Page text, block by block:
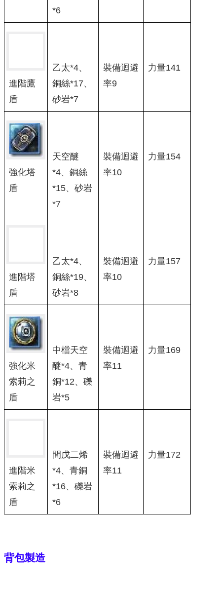
*6
進階鷹
盾
乙太*4、
銅絲*17、
砂岩*7
裝備迴避
率9
力量141
強化塔
盾
天空醚
*4、銅絲
*15、砂岩
*7
裝備迴避
率10
力量154
進階塔
盾
乙太*4、
銅絲*19、
砂岩*8
裝備迴避
率10
力量157
強化米
索莉之
盾
中檔天空
醚*4、青
銅*12、礫
岩*5
裝備迴避
率11
力量169
進階米
索莉之
盾
間戊二烯
*4、青銅
*16、礫岩
*6
裝備迴避
率11
力量172
背包製造